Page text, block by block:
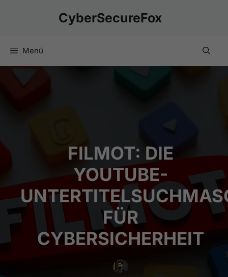
CyberSecureFox
Menü
FILMOT: DIE
YOUTUBE-
FÜR
CYBERSICHERHEIT